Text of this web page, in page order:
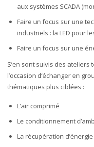
aux systèmes SCADA
Faire un focus sur une
industriels : la LED pour
Faire un focus sur une
S’en sont suivis des
l’occasion d’échanger en
thématiques plus ciblées :
L’air comprimé
Le conditionnement
La récupération d’énergie